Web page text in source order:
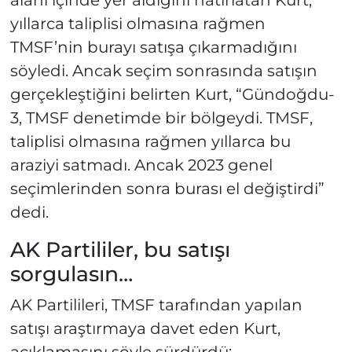
yıllarca taliplisi olmasına rağmen
TMSF’nin burayı satışa çıkarmadığını
söyledi. Ancak seçim sonrasında satışın
gerçekleştiğini belirten Kurt, “Gündoğdu-
3, TMSF denetimde bir bölgeydi. TMSF,
taliplisi olmasına rağmen yıllarca bu
araziyi satmadı. Ancak 2023 genel
seçimlerinden sonra burası el değiştirdi”
dedi.
AK Partililer, bu satışı
sorgulasın…
AK Partilileri, TMSF tarafından yapılan
satışı araştırmaya davet eden Kurt,